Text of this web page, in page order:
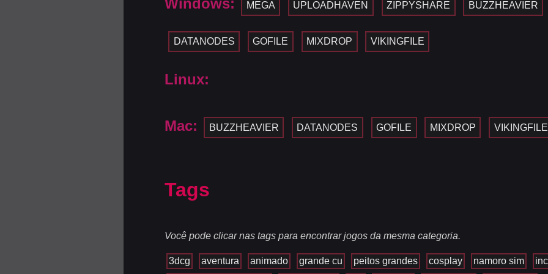
Windows: MEGA UPLOADHAVEN ZIPPYSHARE BUZZHEAVIER
DATANODES GOFILE MIXDROP VIKINGFILE
Linux:
Mac: BUZZHEAVIER DATANODES GOFILE MIXDROP VIKINGFILE
Tags
Você pode clicar nas tags para encontrar jogos da mesma categoria.
3dcg aventura animado grande cu peitos grandes cosplay namoro sim